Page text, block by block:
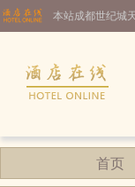
本站成都世纪城
首页